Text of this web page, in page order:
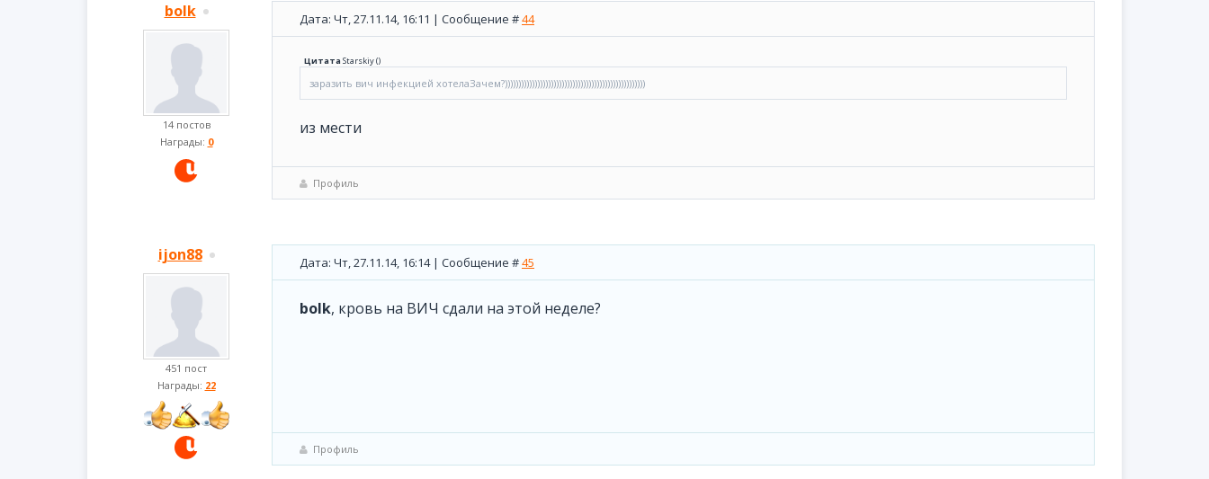
bolk
14 постов
Награды: 0
Дата: Чт, 27.11.14, 16:11 | Сообщение #44
ЦитатаStarskiy()
заразить вич инфекцией хотелаЗачем?))))))))))))))))))))))))))))))))))))))))))))))))))))
из мести
Профиль
ijon88
451 пост
Награды: 22
Дата: Чт, 27.11.14, 16:14 | Сообщение #45
bolk, кровь на ВИЧ сдали на этой неделе?
Профиль